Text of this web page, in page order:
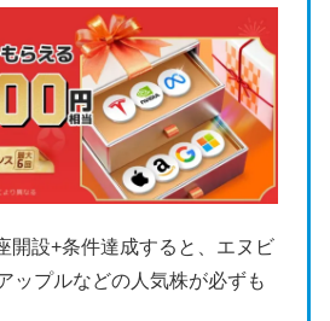
開設+条件達成すると、エヌビ
ップルなどの人気株が必ずも